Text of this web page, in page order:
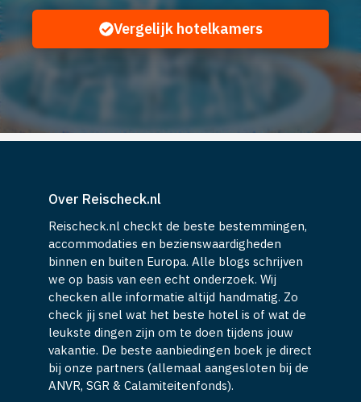
Vergelijk hotelkamers
Over Reischeck.nl
Reischeck.nl checkt de beste bestemmingen,
accommodaties en bezienswaardigheden
binnen en buiten Europa. Alle blogs schrijven
we op basis van een echt onderzoek. Wij
checken alle informatie altijd handmatig. Zo
check jij snel wat het beste hotel is of wat de
leukste dingen zijn om te doen tijdens jouw
vakantie. De beste aanbiedingen boek je direct
bij onze partners (allemaal aangesloten bij de
ANVR, SGR & Calamiteitenfonds).